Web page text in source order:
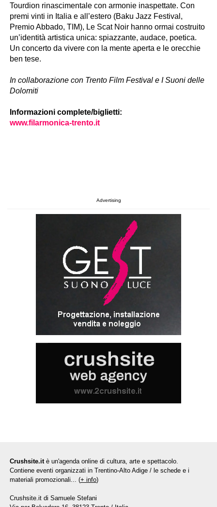
Tourdion rinascimentale con armonie inaspettate. Con
premi vinti in Italia e all’estero (Baku Jazz Festival,
Premio Abbado, TIM), Le Scat Noir hanno ormai costruito
un’identità artistica unica: spiazzante, audace, poetica.
Un concerto da vivere con la mente aperta e le orecchie
ben tese.
In collaborazione con Trento Film Festival e I Suoni delle
Dolomiti
Informazioni complete/biglietti:
www.filarmonica-trento.it
Advertising
Crushsite.it è un'agenda online di cultura, arte e spettacolo.
Contiene eventi organizzati in Trentino-Alto Adige / le schede e i
materiali promozionali... (+ info)
Crushsite.it di Samuele Stefani